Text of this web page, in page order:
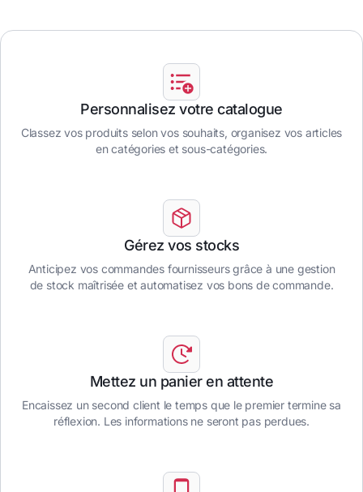
Personnalisez votre catalogue
Classez vos produits selon vos souhaits, organisez vos articles
en catégories et sous-catégories.
Gérez vos stocks
Anticipez vos commandes fournisseurs grâce à une gestion
de stock maîtrisée et automatisez vos bons de commande.
Mettez un panier en attente
Encaissez un second client le temps que le premier termine sa
réflexion. Les informations ne seront pas perdues.